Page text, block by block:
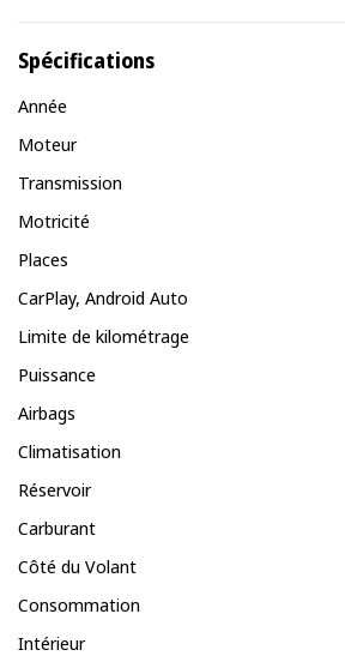
Spécifications
Année
Moteur
Transmission
Motricité
Places
CarPlay, Android Auto
Limite de kilométrage
Puissance
Airbags
Climatisation
Réservoir
Carburant
Côté du Volant
Consommation
Intérieur